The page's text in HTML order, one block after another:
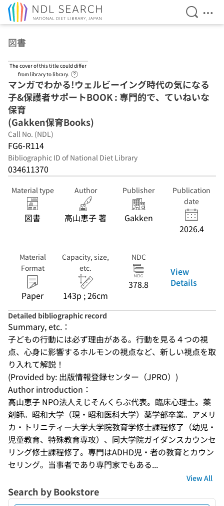
Open
図書
The cover of this title could differ
from library to library.
マンガでわかる!ウェルビーイング時代の気になる
子&保護者サポートBOOK : 専門的で、ていねいな
保育
(Gakken保育Books)
Call No. (NDL)
FG6-R114
Bibliographic ID of National Diet Library
034611370
Material type
図書
Author
高山恵子 著
Publisher
Gakken
Publication
date
2026.4
Material
Format
Paper
Capacity, size,
etc.
143p ; 26cm
NDC
378.8
View
Details
Detailed bibliographic record
Summary, etc.：
子どもの行動には必ず理由がある。行動を見る４つの視
点、心身に影響するホルモンの視点など、新しい視点を取
り入れて解説！
(Provided by: 出版情報登録センター（JPRO）)
Author introduction：
高山恵子 NPO法人えじそんくらぶ代表。臨床心理士。薬
剤師。昭和大学（現・昭和医科大学）薬学部卒業。アメリ
カ・トリニティー大学大学院教育学修士課程修了（幼児・
児童教育、特殊教育専攻）、同大学院ガイダンスカウンセ
リング修士課程修了。専門はADHD児・者の教育とカウン
セリング。当事者であり専門家でもある...
View All
Search by Bookstore